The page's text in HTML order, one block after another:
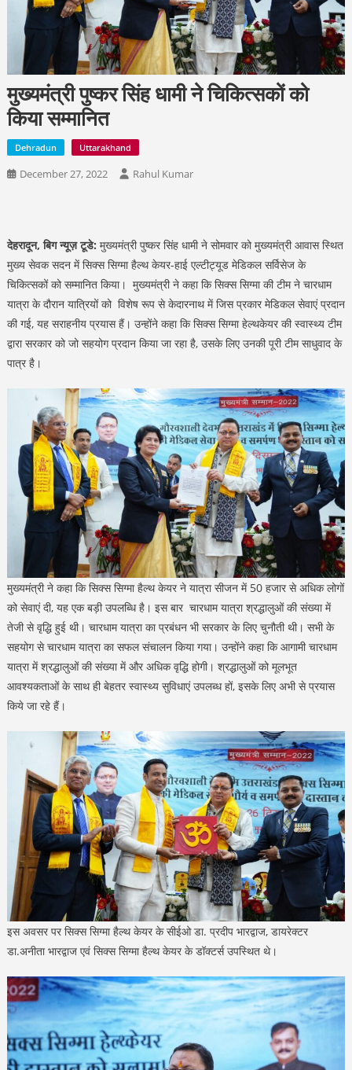
मुख्यमंत्री पुष्कर सिंह धामी ने चिकित्सकों को
किया सम्मानित
Dehradun Uttarakhand
December 27, 2022 Rahul Kumar
देहरादून, बिग न्यूज़ टूडे: मुख्यमंत्री पुष्कर सिंह धामी ने सोमवार को मुख्यमंत्री आवास स्थित
मुख्य सेवक सदन में सिक्स सिग्मा हैल्थ केयर-हाई एल्टीट्यूड मेडिकल सर्विसेज के
चिकित्सकों को सम्मानित किया। मुख्यमंत्री ने कहा कि सिक्स सिग्मा की टीम ने चारधाम
यात्रा के दौरान यात्रियों को विशेष रूप से केदारनाथ में जिस प्रकार मेडिकल सेवाएं प्रदान
की गई, यह सराहनीय प्रयास हैं। उन्होंने कहा कि सिक्स सिग्मा हेल्थकेयर की स्वास्थ्य टीम
द्वारा सरकार को जो सहयोग प्रदान किया जा रहा है, उसके लिए उनकी पूरी टीम साधुवाद के
पात्र है।
मुख्यमंत्री ने कहा कि सिक्स सिग्मा हैल्थ केयर ने यात्रा सीजन में 50 हजार से अधिक लोगों
को सेवाएं दी, यह एक बड़ी उपलब्धि है। इस बार चारधाम यात्रा श्रद्धालुओं की संख्या में
तेजी से वृद्धि हुई थी। चारधाम यात्रा का प्रबंधन भी सरकार के लिए चुनौती थी। सभी के
सहयोग से चारधाम यात्रा का सफल संचालन किया गया। उन्होंने कहा कि आगामी चारधाम
यात्रा में श्रद्धालुओं की संख्या में और अधिक वृद्धि होगी। श्रद्धालुओं को मूलभूत
आवश्यकताओं के साथ ही बेहतर स्वास्थ्य सुविधाएं उपलब्ध हों, इसके लिए अभी से प्रयास
किये जा रहे हैं।
इस अवसर पर सिक्स सिग्मा हैल्थ केयर के सीईओ डा. प्रदीप भारद्वाज, डायरेक्टर
डा.अनीता भारद्वाज एवं सिक्स सिग्मा हैल्थ केयर के डॉक्टर्स उपस्थित थे।